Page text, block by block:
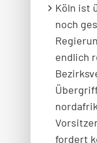
Köln ist
noch
endlich
fordert